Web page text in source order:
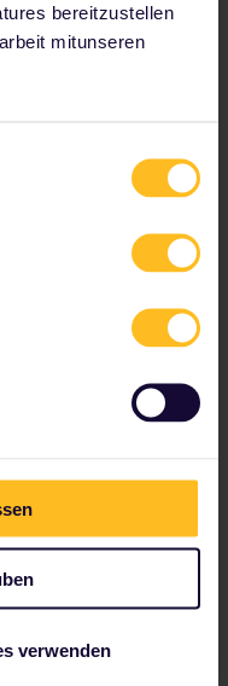
bereitzustellen
mitunseren
verwenden
herumzulaufen,
Klotz am Bein!